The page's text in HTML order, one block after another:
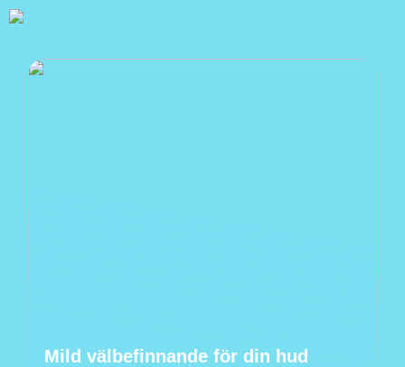
Mild välbefinnande för din hud